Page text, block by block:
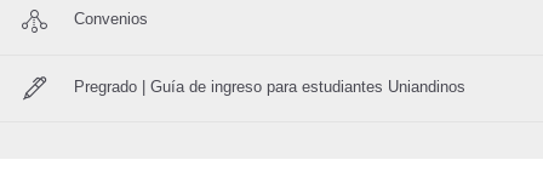
Convenios
Pregrado | Guía de ingreso para estudiantes Uniandinos